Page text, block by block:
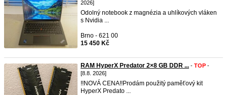
2026]
Odolný notebook z magnézia a uhlíkových vláken
s Nvidia ...
Brno - 621 00
15 450 Kč
RAM HyperX Predator 2×8 GB DDR ... - TOP -
[8.8. 2026]
!!NOVÁ CENA!!Prodám použitý paměťový kit
HyperX Predato ...